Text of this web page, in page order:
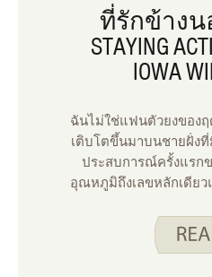
ที่รักข้าง
STAYING
IOWA
ฉันไม่ใช่แฟนตัวยงของ
เติบโตขึ้นมาบนชายฝั่ง
ประสบการณ์ครั้งแรก
อุณหภูมิถึงเลขหลักเดียว
ย้ายไปยังสถานะที่หนา
เรียกว่าสภาพอากาศเล